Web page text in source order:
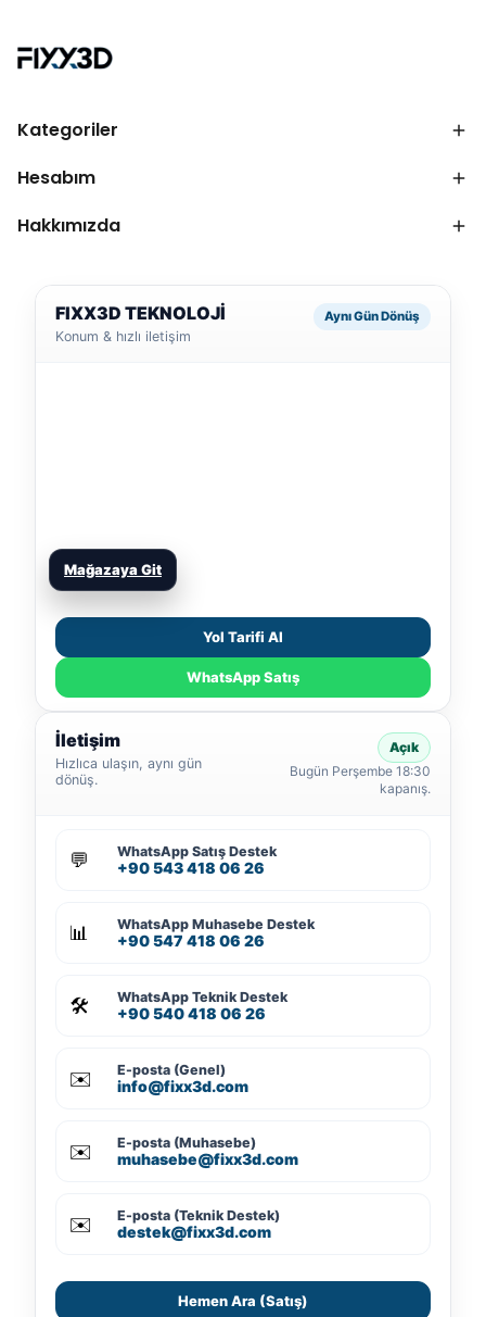
Kategoriler
Hesabım
Hakkımızda
FIXX3D TEKNOLOJİ
Konum & hızlı iletişim
Aynı Gün Dönüş
Mağazaya Git
Yol Tarifi Al
WhatsApp Satış
İletişim
Hızlıca ulaşın, aynı gün
dönüş.
Açık
Bugün Perşembe 18:30
kapanış.
💬 WhatsApp Satış Destek
+90 543 418 06 26
📊 WhatsApp Muhasebe Destek
+90 547 418 06 26
🛠️ WhatsApp Teknik Destek
+90 540 418 06 26
✉️ E-posta (Genel)
info@fixx3d.com
✉️ E-posta (Muhasebe)
muhasebe@fixx3d.com
✉️ E-posta (Teknik Destek)
destek@fixx3d.com
Hemen Ara (Satış)